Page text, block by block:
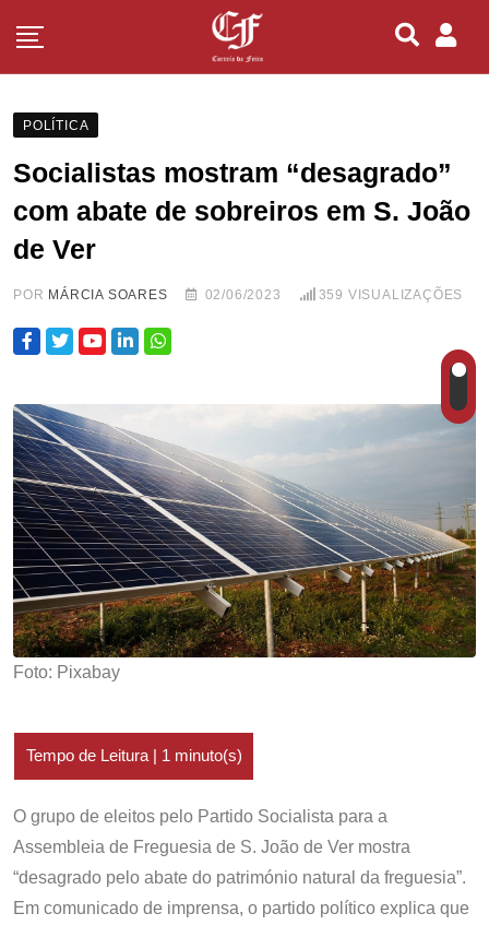
POLÍTICA
Socialistas mostram “desagrado”
com abate de sobreiros em S. João
de Ver
POR MÁRCIA SOARES 02/06/2023 359 VISUALIZAÇÕES
Foto: Pixabay
O grupo de eleitos pelo Partido Socialista para a
Assembleia de Freguesia de S. João de Ver mostra
“desagrado pelo abate do património natural da freguesia”.
Em comunicado de imprensa, o partido político explica que